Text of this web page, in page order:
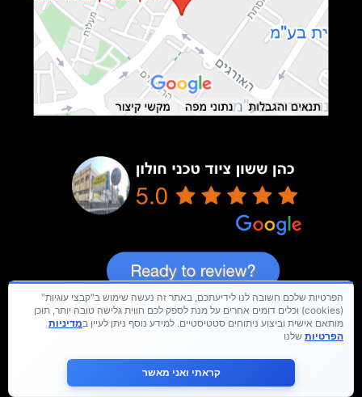
כל הזכויות שמורות © hay-group.co.il בנית אתרים 2024
הפרטיות שלכם חשובה לנו לידיעתכם, באתר זה נעשה שימוש ב"קבצי עוגיות"
(cookies) וכלים דומים אחרים על מנת לספק לכם חווית גלישה טובה יותר, תוכן
מותאם אישית וביצוע ניתוחים סטטיסטיים. למידע נוסף ניתן לעיין במדיניות
הפרטיות שלנו
קראתי ואני מאשר